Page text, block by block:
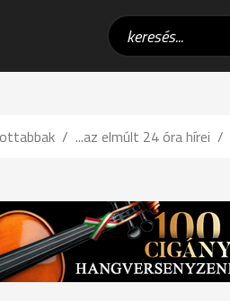
...az elmúlt 24 óra hírei